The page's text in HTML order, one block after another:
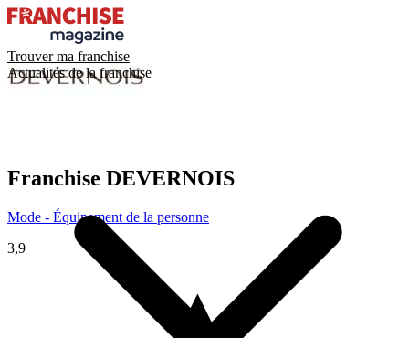
Trouver ma franchise
Actualités de la franchise
Franchise DEVERNOIS
Mode - Équipement de la personne
3,9